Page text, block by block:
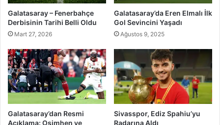
Galatasaray – Fenerbahçe
Derbisinin Tarihi Belli Oldu
Mart 27, 2026
Galatasaray’da Eren Elmalı İlk
Gol Sevincini Yaşadı
Ağustos 9, 2025
Galatasaray’dan Resmi
Açıklama: Osimhen ve
Sivasspor, Ediz Spahiu’yu
Radarına Aldı